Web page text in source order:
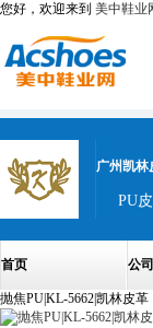
您好，欢迎来到 美中鞋业
广州凯林
PU
首页 公
抛焦PU|KL-5662|凯林皮革